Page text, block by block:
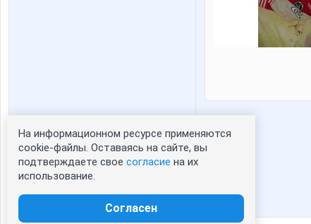
Статистика портрета:
сейчас просматривают портрет - 0
зарегистрированные пользователи
На информационном ресурсе применяются
cookie-файлы. Оставаясь на сайте, вы
подтверждаете свое согласие на их
использование.
Согласен